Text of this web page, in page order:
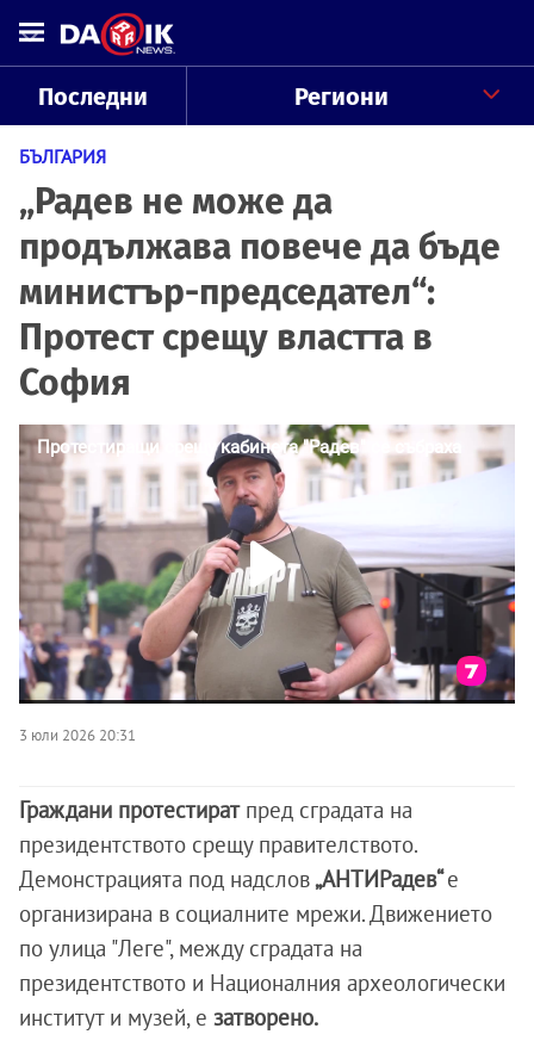
Последни Региони
БЪЛГАРИЯ
„Радев не може да
продължава повече да бъде
министър-председател“:
Протест срещу властта в
София
3 юли 2026 20:31
Граждани протестиратпред сградата на
президентството срещу правителството.
Демонстрацията под надслов„АНТИРадев“е
организирана в социалните мрежи. Движението
по улица "Леге", между сградата на
президентството и Националния археологически
институт и музей, е затворено.